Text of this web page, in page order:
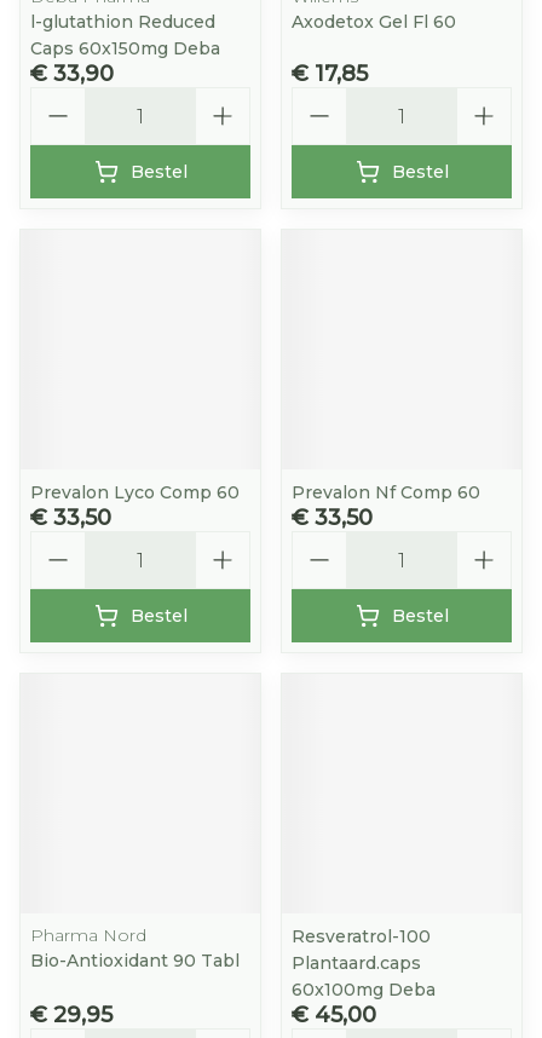
l-glutathion Reduced
Caps 60x150mg Deba
€ 33,90
Bestel
Axodetox Gel Fl 60
€ 17,85
Bestel
Prevalon Lyco Comp 60
€ 33,50
Bestel
Prevalon Nf Comp 60
€ 33,50
Bestel
Pharma Nord
Bio-Antioxidant 90 Tabl
€ 29,95
Resveratrol-100
Plantaard.caps
60x100mg Deba
€ 45,00